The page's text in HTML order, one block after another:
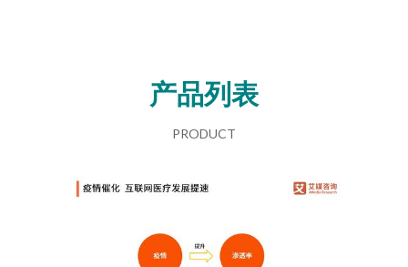
产品列表
PRODUCT